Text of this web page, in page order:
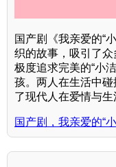
国产剧《我亲爱的“
织的故事，吸引了
极度追求完美的“小
孩。两人在生活中
了现代人在爱情与生
国产剧，我亲爱的“